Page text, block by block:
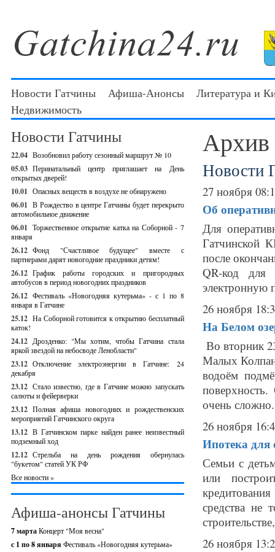
Новости Гатчины Афиша-Анонсы
Литература и
Недвижимость
Новости Гатчины
22.04 Возобновил работу сезонный маршрут № 10
05.03 Перинатальный центр приглашает на День
открытых дверей!
10.01 Опасных веществ в воздухе не обнаружено
06.01 В Рождество в центре Гатчины будет перекрыто
автомобильное движение
06.01 Торжественное открытие катка на Соборной - 7
января
26.12 Фонд "Счастливое будущее" вместе с
партнерами дарят новогодние праздники детям!
26.12 График работы городских и пригородных
автобусов в период новогодних праздников
26.12 Фестиваль «Новогодняя кутерьма» - с 1 по 8
января в Гатчине
25.12 На Соборной готовится к открытию бесплатный
каток!
24.12 Дрозденко: "Мы хотим, чтобы Гатчина стала
яркой звездой на небосводе Ленобласти"
23.12 Отключение электроэнергии в Гатчине: 24
декабря
23.12 Стало известно, где в Гатчине можно запускать
салюты и фейерверки
23.12 Полная афиша новогодних и рождественских
мероприятий Гатчинского округа
13.12 В Гатчинском парке найден ранее неизвестный
подземный ход
12.12 Стрельба на день рождения обернулась
"букетом" статей УК РФ
Все новости »
Афиша-анонсы Гатчины
7 мартаКонцерт "Моя весна"
с 1 по 8 января Фестиваль «Новогодняя кутерьма»
Архив
Новости
27 ноября
Об
Для
Гатчинской
после
QR-код для
электронную
26 ноября
На Белом
Во вторник
Малых
водоём
очень
26 ноября
Ипотека для
Семьи с
или
средства не
26 ноября